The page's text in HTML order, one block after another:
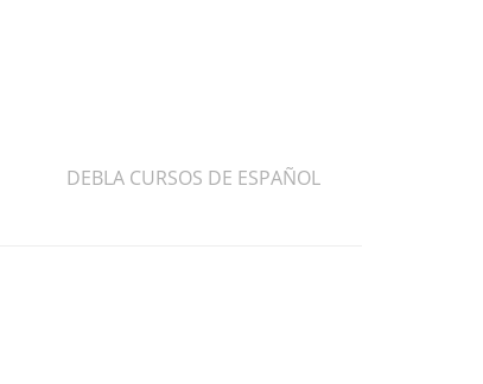
DEBLA CURSOS DE ESPAÑOL